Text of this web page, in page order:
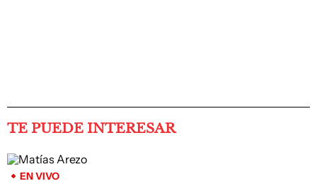
TE PUEDE INTERESAR
EN VIVO